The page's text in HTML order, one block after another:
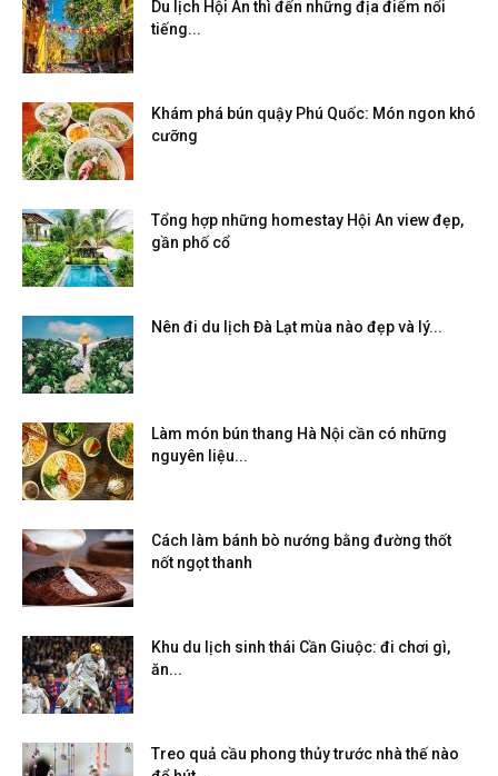
Du lịch Hội An thì đến những địa điểm nổi
tiếng...
Khám phá bún quậy Phú Quốc: Món ngon khó
cưỡng
Tổng hợp những homestay Hội An view đẹp,
gần phố cổ
Nên đi du lịch Đà Lạt mùa nào đẹp và lý...
Làm món bún thang Hà Nội cần có những
nguyên liệu...
Cách làm bánh bò nướng bằng đường thốt
nốt ngọt thanh
Khu du lịch sinh thái Cần Giuộc: đi chơi gì,
ăn...
Treo quả cầu phong thủy trước nhà thế nào